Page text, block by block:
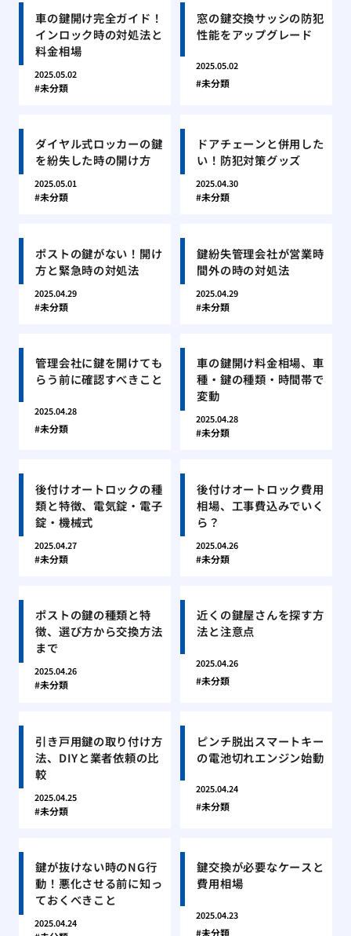
車の鍵開け完全ガイド！
インロック時の対処法と
料金相場
2025.05.02
未分類
窓の鍵交換サッシの防犯
性能をアップグレード
2025.05.02
未分類
ダイヤル式ロッカーの鍵
を紛失した時の開け方
2025.05.01
未分類
ドアチェーンと併用した
い！防犯対策グッズ
2025.04.30
未分類
ポストの鍵がない！開け
方と緊急時の対処法
2025.04.29
未分類
鍵紛失管理会社が営業時
間外の時の対処法
2025.04.29
未分類
管理会社に鍵を開けても
らう前に確認すべきこと
2025.04.28
未分類
車の鍵開け料金相場、車
種・鍵の種類・時間帯で
変動
2025.04.28
未分類
後付けオートロックの種
類と特徴、電気錠・電子
錠・機械式
2025.04.27
未分類
後付けオートロック費用
相場、工事費込みでいく
ら？
2025.04.26
未分類
ポストの鍵の種類と特
徴、選び方から交換方法
まで
2025.04.26
未分類
近くの鍵屋さんを探す方
法と注意点
2025.04.26
未分類
引き戸用鍵の取り付け方
法、DIYと業者依頼の比
較
2025.04.25
未分類
ピンチ脱出スマートキー
の電池切れエンジン始動
2025.04.24
未分類
鍵が抜けない時のNG行
動！悪化させる前に知っ
ておくべきこと
2025.04.24
鍵交換が必要なケースと
費用相場
2025.04.23
未分類